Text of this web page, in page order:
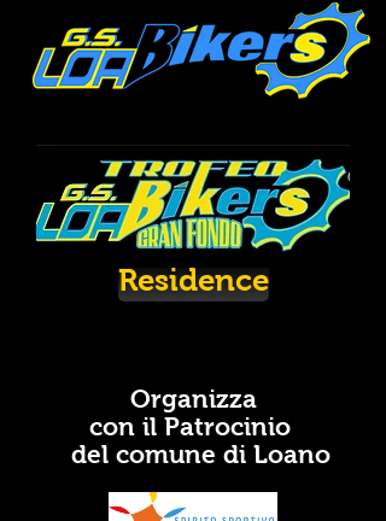
Residence
Organizza
con il Patrocinio
del comune di Loano